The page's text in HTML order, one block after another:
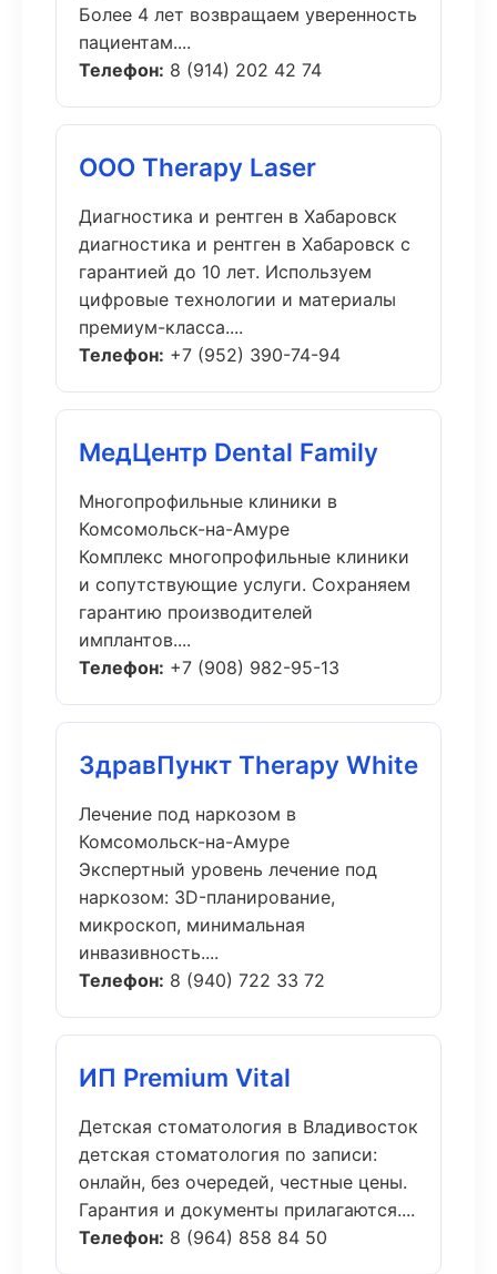
Более 4 лет возвращаем уверенность
пациентам....
Телефон: 8 (914) 202 42 74
ООО Therapy Laser
Диагностика и рентген в Хабаровск
диагностика и рентген в Хабаровск с
гарантией до 10 лет. Используем
цифровые технологии и материалы
премиум-класса....
Телефон: +7 (952) 390-74-94
МедЦентр Dental Family
Многопрофильные клиники в
Комсомольск-на-Амуре
Комплекс многопрофильные клиники
и сопутствующие услуги. Сохраняем
гарантию производителей
имплантов....
Телефон: +7 (908) 982-95-13
ЗдравПункт Therapy White
Лечение под наркозом в
Комсомольск-на-Амуре
Экспертный уровень лечение под
наркозом: 3D-планирование,
микроскоп, минимальная
инвазивность....
Телефон: 8 (940) 722 33 72
ИП Premium Vital
Детская стоматология в Владивосток
детская стоматология по записи:
онлайн, без очередей, честные цены.
Гарантия и документы прилагаются....
Телефон: 8 (964) 858 84 50